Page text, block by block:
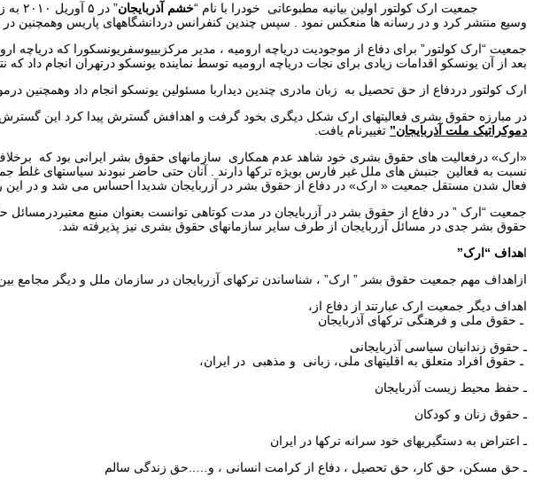
جمعیت ارک کولتور اولین بیانیه مطبوعاتی خودرا با نام “خشم آذربایجان
”
وسیع منتشر کرد و در رسانه ها منعکس نمود . سپس چندین کنفرانس دردانشگاههای پاریس وهمچنین در
بعد از آن یونسکو اقدامات زیادی برای نجات دریاچه ارومیه توسط نماینده یونسکو درتهران انجام داد که
ارک کولتور دردفاع از حق تحصیل به زبان مادری چندین دیداربا مسئولین یونسکو انجام داد وهمچنین
در مبارزه حقوق بشری فعالیتهای ارک شکل دیگری بخود گرفت و اهدافش گسترش پیدا کرد این گسترش
دموکراتیک ملت آذربایجان” تغییرنام یافت.
«ارک» درفعالیت های حقوق بشری خود شاهد عدم همکاری سازمانهای حقوق بشر ایرانی بود که برخلاف
نسبت به فعالین جنبش های ملل غیر فارس بویژه ترکها دارند . آنان حتی حاضر نبودند سیاستهای غلط
فعال شدن مستقل جمعیت « ارک» در دفاع از حقوق بشر در آزربایجان شدیدا احساس می شد و در
جمعیت “ارک ” در دفاع از حقوق بشر در آزربایجان در مدت کوتاهی توانست بعنوان منبع
حقوق بشر جدی در مسائل آزربایجان از طرف سایر سازمانهای حقوق بشری نیز پذیرفته شد.
اهداف “ارک”
ازاهداف مهم جمعیت حقوق بشر ” ارک” ، شناساندن ترکهای آزربایجان در سازمان ملل و دیگر مجامع
اهداف دیگر جمعیت ارک عبارتند از دفاع از،
ـ حقوق ملی و فرهنگی ترکهای آذربایجان
ـ حقوق زندانیان سیاسی آذربایجانی
ـ حقوق افراد متعلق به اقلیتهای ملی، زبانی و مذهبی در ایران،
ـ حفظ محیط زیست آذربایجان
ـ حقوق زنان و کودکان
ـ اعتراض به دستگیریهای خود سرانه ترکها در ایران
ـ حق مسکن، حق کار، حق تحصیل ، دفاع از کرامت انسانی ، و…..حق زندگی سالم